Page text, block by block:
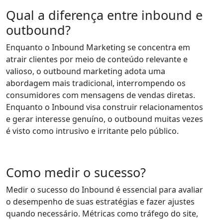
Qual a diferença entre inbound e
outbound?
Enquanto o Inbound Marketing se concentra em
atrair clientes por meio de conteúdo relevante e
valioso, o outbound marketing adota uma
abordagem mais tradicional, interrompendo os
consumidores com mensagens de vendas diretas.
Enquanto o Inbound visa construir relacionamentos
e gerar interesse genuíno, o outbound muitas vezes
é visto como intrusivo e irritante pelo público.
Como medir o sucesso?
Medir o sucesso do Inbound é essencial para avaliar
o desempenho de suas estratégias e fazer ajustes
quando necessário. Métricas como tráfego do site,